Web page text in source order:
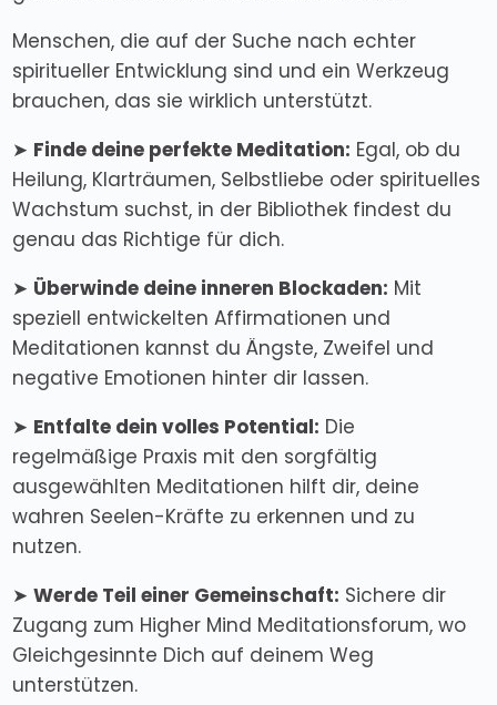
Menschen, die auf der Suche nach echter
spiritueller Entwicklung sind und ein Werkzeug
brauchen, das sie wirklich unterstützt.
➤ Finde deine perfekte Meditation: Egal, ob du
Heilung, Klarträumen, Selbstliebe oder spirituelles
Wachstum suchst, in der Bibliothek findest du
genau das Richtige für dich.
➤ Überwinde deine inneren Blockaden: Mit
speziell entwickelten Affirmationen und
Meditationen kannst du Ängste, Zweifel und
negative Emotionen hinter dir lassen.
➤ Entfalte dein volles Potential: Die
regelmäßige Praxis mit den sorgfältig
ausgewählten Meditationen hilft dir, deine
wahren Seelen-Kräfte zu erkennen und zu
nutzen.
➤ Werde Teil einer Gemeinschaft: Sichere dir
Zugang zum Higher Mind Meditationsforum, wo
Gleichgesinnte Dich auf deinem Weg
unterstützen.